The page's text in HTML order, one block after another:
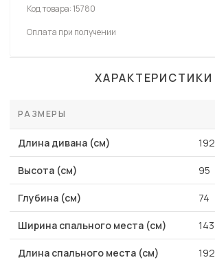
Код товара:15780
Оплата при получении
ХАРАКТЕРИСТИКИ
РАЗМЕРЫ
Длина дивана (см) 192
Высота (см) 95
Глубина (см) 74
Ширина спального места (см) 143
Длина спального места (см) 192